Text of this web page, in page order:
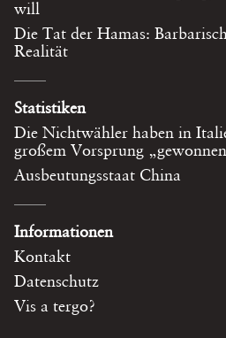
will
Die Tat der Hamas:
Realität
Statistiken
Die Nichtwähler haben in
großem Vorsprung
Ausbeutungsstaat China
Informationen
Kontakt
Datenschutz
Vis a tergo?